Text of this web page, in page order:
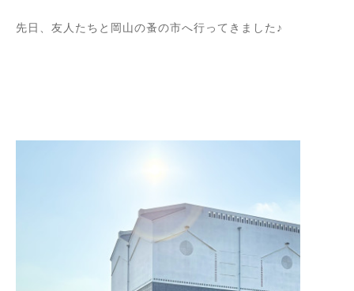
先日、友人たちと岡山の蚤の市へ行ってきました♪